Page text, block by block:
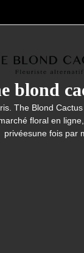
blond
The Blond
floral en
privéesune fois par